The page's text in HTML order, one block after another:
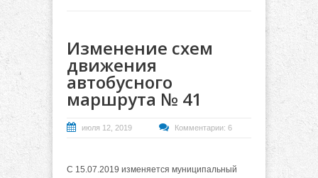
Изменение схем
движения
автобусного
маршрута № 41
июля 12, 2019 Комментарии: 6
С 15.07.2019 изменяется муниципальный